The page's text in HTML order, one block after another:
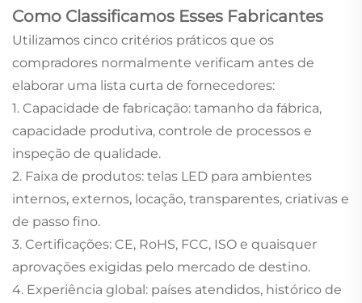
Como Classificamos Esses Fabricantes
Utilizamos cinco critérios práticos que os
compradores normalmente verificam antes de
elaborar uma lista curta de fornecedores:
1. Capacidade de fabricação: tamanho da fábrica,
capacidade produtiva, controle de processos e
inspeção de qualidade.
2. Faixa de produtos: telas LED para ambientes
internos, externos, locação, transparentes, criativas e
de passo fino.
3. Certificações: CE, RoHS, FCC, ISO e quaisquer
aprovações exigidas pelo mercado de destino.
4. Experiência global: países atendidos, histórico de